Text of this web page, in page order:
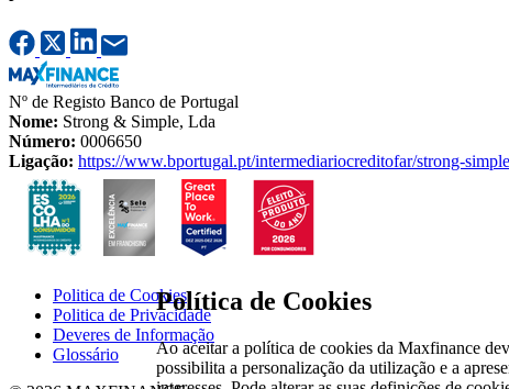
Nº de Registo Banco de Portugal
Nome: Strong & Simple, Lda
Número: 0006650
Ligação: https://www.bportugal.pt/intermediariocreditofar/strong-
Politica de Cookies
Politica de Privacidade
Deveres de Informação
Glossário
Política de Cookies
Ao aceitar a política de cookies da Maxfinance
possibilita a personalização da utilização e a